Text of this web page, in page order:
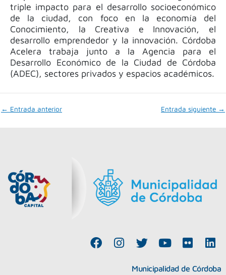
triple impacto para el desarrollo socioeconómico
de la ciudad, con foco en la economía del
Conocimiento, la Creativa e Innovación, el
desarrollo emprendedor y la innovación. Córdoba
Acelera trabaja junto a la Agencia para el
Desarrollo Económico de la Ciudad de Córdoba
(ADEC), sectores privados y espacios académicos.
← Entrada anterior Entrada siguiente →
F
a
I
n
T
w
Y
o
F
l
L
i
Municipalidad de Córdoba